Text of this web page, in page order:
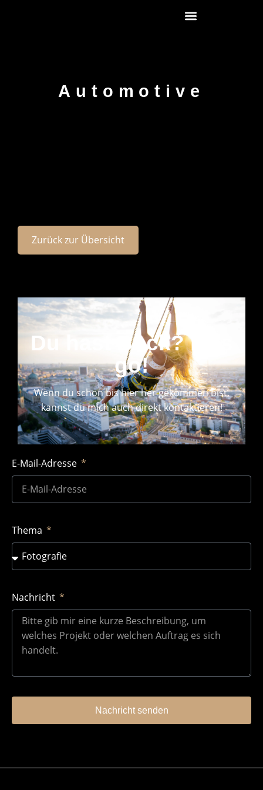
Automotive
Zurück zur Übersicht
Du hast Bock? let's
go!
Wenn du schon bis hier her gekommen bist,
kannst du mich auch direkt kontaktieren!
E-Mail-Adresse
Thema
Nachricht
Nachricht senden